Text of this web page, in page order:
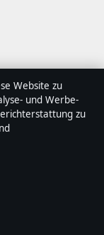
Wirtschaft,
Jeder Artikel
geprüft und
Website zu
und Werbe-
zu